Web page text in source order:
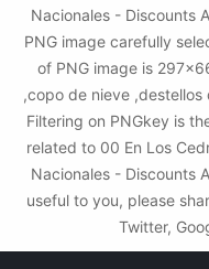
Nacionales - Discounts
PNG image carefully
of PNG image is
,copo de nieve
Filtering on PNGkey is
related to 00 En Los
Nacionales - Discounts
useful to you, please
Twitter,